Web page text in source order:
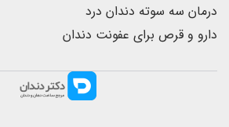
درمان سه سوته دندان درد
دارو و قرص برای عفونت دندان